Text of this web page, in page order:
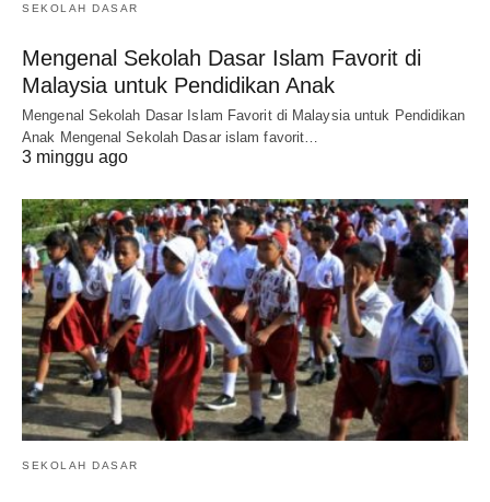
SEKOLAH DASAR
Mengenal Sekolah Dasar Islam Favorit di
Malaysia untuk Pendidikan Anak
Mengenal Sekolah Dasar Islam Favorit di Malaysia untuk Pendidikan
Anak Mengenal Sekolah Dasar islam favorit…
3 minggu ago
SEKOLAH DASAR